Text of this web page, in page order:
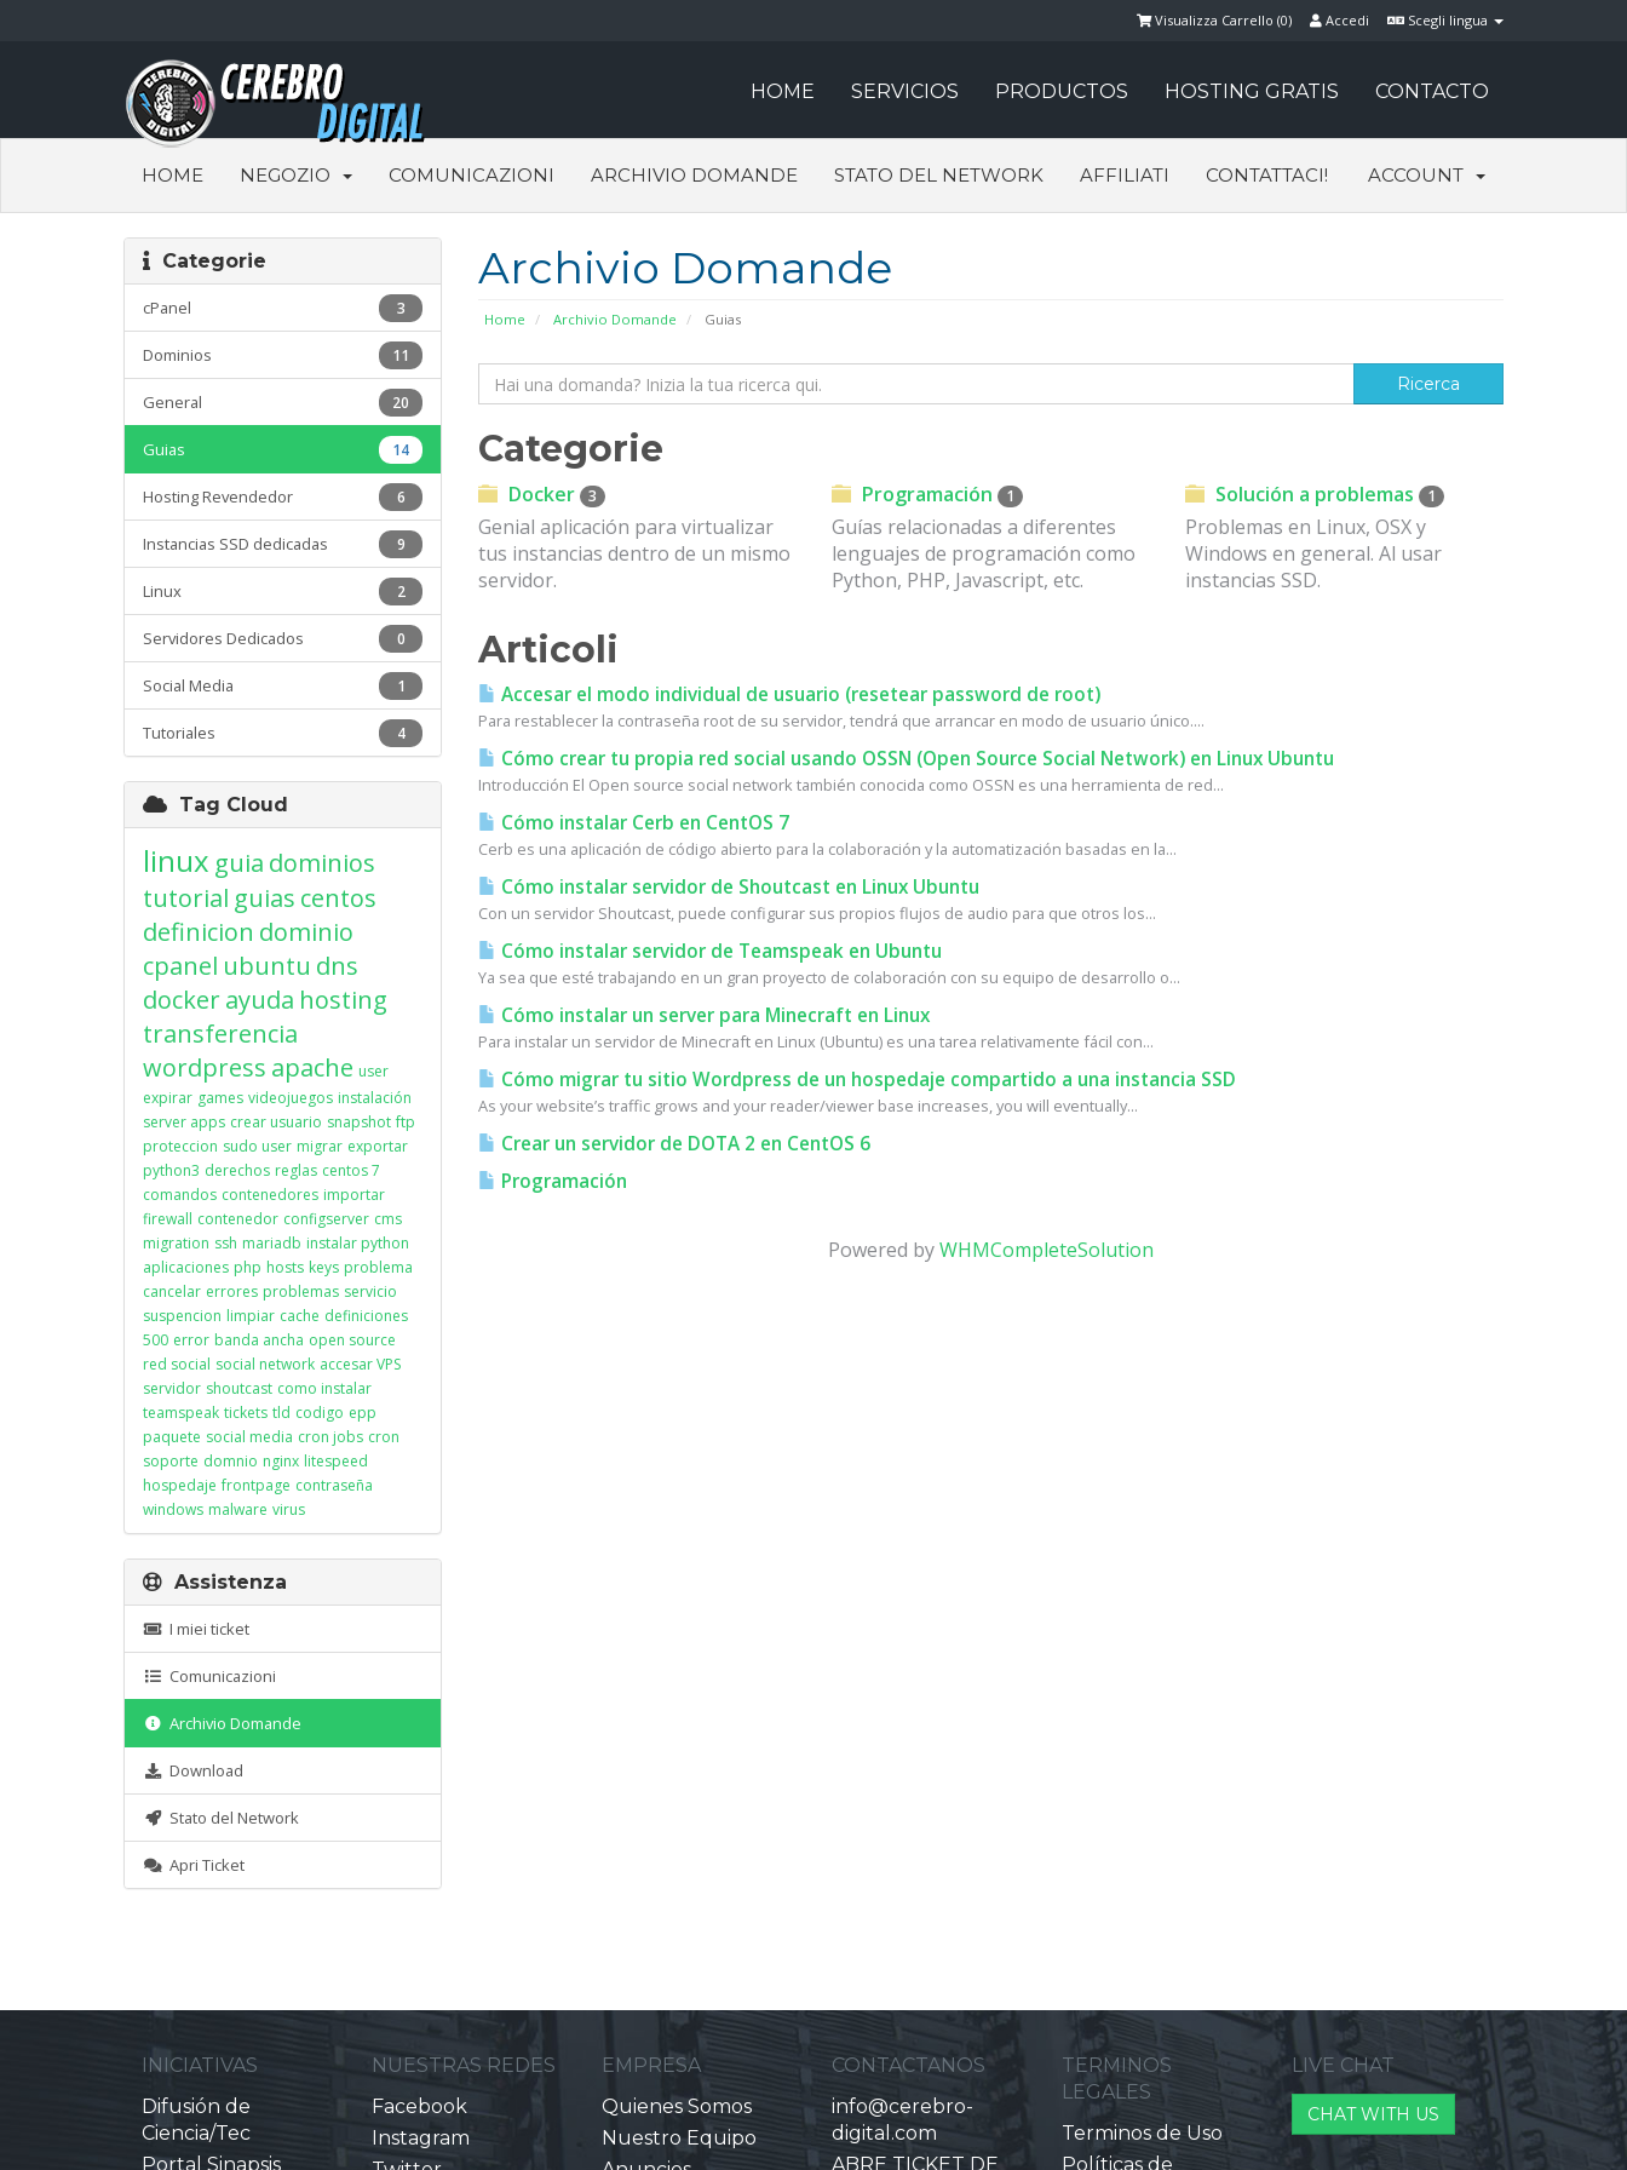
Scegli lingua
Accedi
Visualizza Carrello (0)
HOME SERVICIOS PRODUCTOS HOSTING GRATIS CONTACTO
HOME NEGOZIO COMUNICAZIONI ARCHIVIO DOMANDE STATO DEL NETWORK AFFILIATI CONTATTACI! ACCOUNT
Archivio Domande
Home Archivio Domande Guias
Categorie
3
cPanel
11
Dominios
20
General
14
Guias
6
Hosting Revendedor
9
Instancias SSD dedicadas
2
Linux
0
Servidores Dedicados
1
Social Media
4
Tutoriales
Categorie
Docker 3
Genial aplicación para virtualizar
tus instancias dentro de un mismo
servidor.
Programación 1
Guías relacionadas a diferentes
lenguajes de programación como
Python, PHP, Javascript, etc.
Solución a problemas 1
Problemas en Linux, OSX y
Windows en general. Al usar
instancias SSD.
Articoli
Accesar el modo individual de usuario (resetear password de root)
Para restablecer la contraseña root de su servidor, tendrá que arrancar en modo de usuario único....
Cómo crear tu propia red social usando OSSN (Open Source Social Network) en Linux Ubuntu
Introducción El Open source social network también conocida como OSSN es una herramienta de red...
Cómo instalar Cerb en CentOS 7
Cerb es una aplicación de código abierto para la colaboración y la automatización basadas en la...
Cómo instalar servidor de Shoutcast en Linux Ubuntu
Con un servidor Shoutcast, puede configurar sus propios flujos de audio para que otros los...
Cómo instalar servidor de Teamspeak en Ubuntu
Ya sea que esté trabajando en un gran proyecto de colaboración con su equipo de desarrollo o...
Cómo instalar un server para Minecraft en Linux
Para instalar un servidor de Minecraft en Linux (Ubuntu) es una tarea relativamente fácil con...
Cómo migrar tu sitio Wordpress de un hospedaje compartido a una instancia SSD
As your website’s traffic grows and your reader/viewer base increases, you will eventually...
Crear un servidor de DOTA 2 en CentOS 6
Programación
Powered byWHMCompleteSolution
Tag Cloud
linux guia dominios
tutorial guias centos
definicion dominio
cpanel ubuntu dns
dockerayuda hosting
transferencia
wordpress apache user
expirar games videojuegos instalación
server apps crear usuario snapshot ftp
proteccion sudo user migrar exportar
python3 derechos reglas centos 7
comandos contenedores importar
firewall contenedor configserver cms
migration ssh mariadb instalar python
aplicaciones php hosts keys problema
cancelar errores problemas servicio
suspencion limpiar cache definiciones
500 error banda ancha open source
red social social network accesar VPS
servidor shoutcast como instalar
teamspeak tickets tld codigo epp
paquete social media cron jobs cron
soporte domnio nginx litespeed
hospedaje frontpage contraseña
windows malware virus
Assistenza
I miei ticket
Comunicazioni
Archivio Domande
Download
Stato del Network
Apri Ticket
INICIATIVAS
Difusión de
Ciencia/Tec
Portal Sinapsis
NUESTRAS REDES
Facebook
Instagram
EMPRESA
Quienes Somos
Nuestro Equipo
CONTACTANOS
info@cerebro-
digital.com
ABRE TICKET DE
TERMINOS
LEGALES
Terminos de Uso
Políticas de
LIVE CHAT
CHAT WITH US